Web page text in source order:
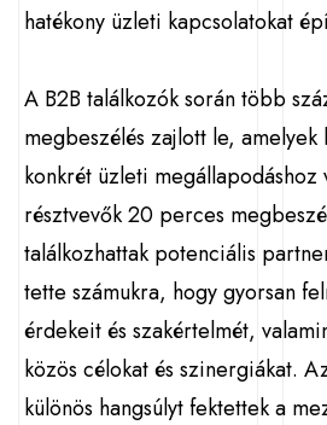
hatékony üzleti kapcsolatokat
A B2B találkozók során több
megbeszélés zajlott le, amelyek
konkrét üzleti
résztvevők 20 perces
találkozhattak potenciális
tette számukra, hogy gyorsan
érdekeit és szakértelmét,
közös célokat és szinergiákat.
különös hangsúlyt fektettek a